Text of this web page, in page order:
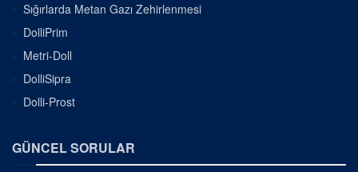
Sığırlarda Metan Gazı Zehirlenmesi
DolliPrim
Metri-Doll
DolliSipra
Dolli-Prost
GÜNCEL SORULAR